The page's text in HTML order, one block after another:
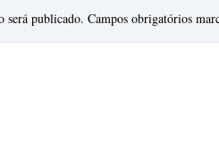
será publicado. Campos obrigatórios